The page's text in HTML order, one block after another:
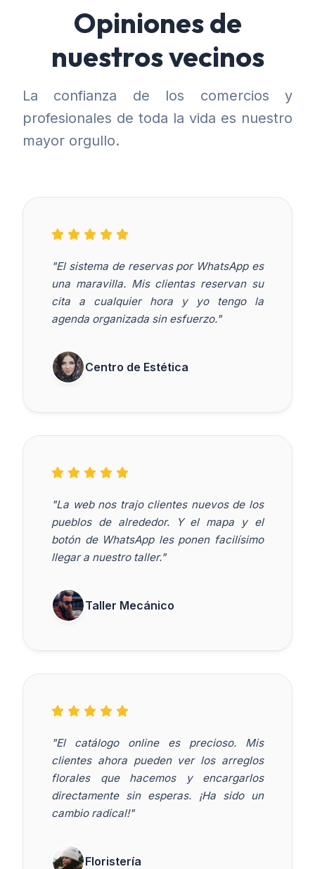
Opiniones de
nuestros vecinos
La confianza de los comercios y
profesionales de toda la vida es nuestro
mayor orgullo.
"El sistema de reservas por WhatsApp es
una maravilla. Mis clientas reservan su
cita a cualquier hora y yo tengo la
agenda organizada sin esfuerzo."
Centro de Estética
"La web nos trajo clientes nuevos de los
pueblos de alrededor. Y el mapa y el
botón de WhatsApp les ponen facilísimo
llegar a nuestro taller."
Taller Mecánico
"El catálogo online es precioso. Mis
clientes ahora pueden ver los arreglos
florales que hacemos y encargarlos
directamente sin esperas. ¡Ha sido un
cambio radical!"
Floristería